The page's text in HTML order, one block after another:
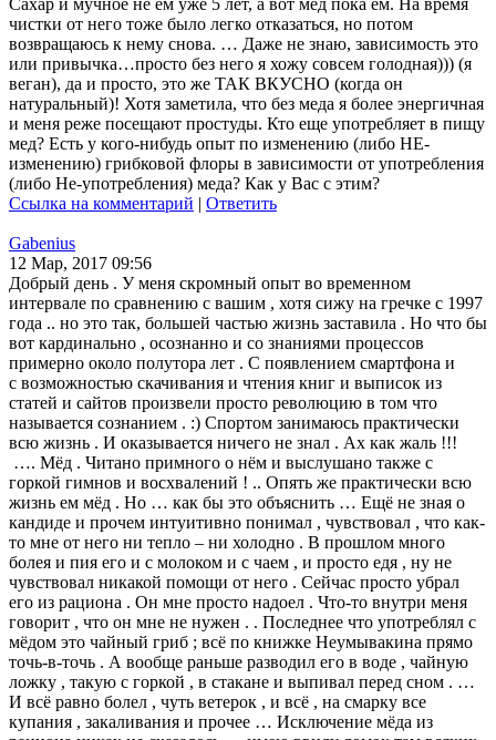
Сахар и мучное не ем уже 5 лет, а вот мед пока ем. На время
чистки от него тоже было легко отказаться, но потом
возвращаюсь к нему снова. … Даже не знаю, зависимость это
или привычка…просто без него я хожу совсем голодная))) (я
веган), да и просто, это же ТАК ВКУСНО (когда он
натуральный)! Хотя заметила, что без меда я более энергичная
и меня реже посещают простуды. Кто еще употребляет в пищу
мед? Есть у кого-нибудь опыт по изменению (либо НЕ-
изменению) грибковой флоры в зависимости от употребления
(либо Не-употребления) меда? Как у Вас с этим?
Ссылка на комментарий | Ответить
Gabenius
12 Мар, 2017 09:56
Добрый день . У меня скромный опыт во временном
интервале по сравнению с вашим , хотя сижу на гречке с 1997
года .. но это так, большей частью жизнь заставила . Но что бы
вот кардинально , осознанно и со знаниями процессов
примерно около полутора лет . С появлением смартфона и
с возможностью скачивания и чтения книг и выписок из
статей и сайтов произвели просто революцию в том что
называется сознанием . :) Спортом занимаюсь практически
всю жизнь . И оказывается ничего не знал . Ах как жаль !!!
…. Мёд . Читано примного о нём и выслушано также с
горкой гимнов и восхвалений ! .. Опять же практически всю
жизнь ем мёд . Но … как бы это объяснить … Ещё не зная о
кандиде и прочем интуитивно понимал , чувствовал , что как-
то мне от него ни тепло – ни холодно . В прошлом много
болея и пия его и с молоком и с чаем , и просто едя , ну не
чувствовал никакой помощи от него . Сейчас просто убрал
его из рациона . Он мне просто надоел . Что-то внутри меня
говорит , что он мне не нужен . . Последнее что употреблял с
мёдом это чайный гриб ; всё по книжке Неумывакина прямо
точь-в-точь . А вообще раньше разводил его в воде , чайную
ложку , такую с горкой , в стакане и выпивал перед сном . …
И всё равно болел , чуть ветерок , и всё , на смарку все
купания , закаливания и прочее … Исключение мёда из